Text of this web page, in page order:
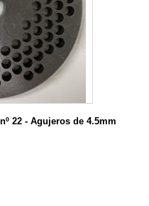
22 - Agujeros de 4.5mm